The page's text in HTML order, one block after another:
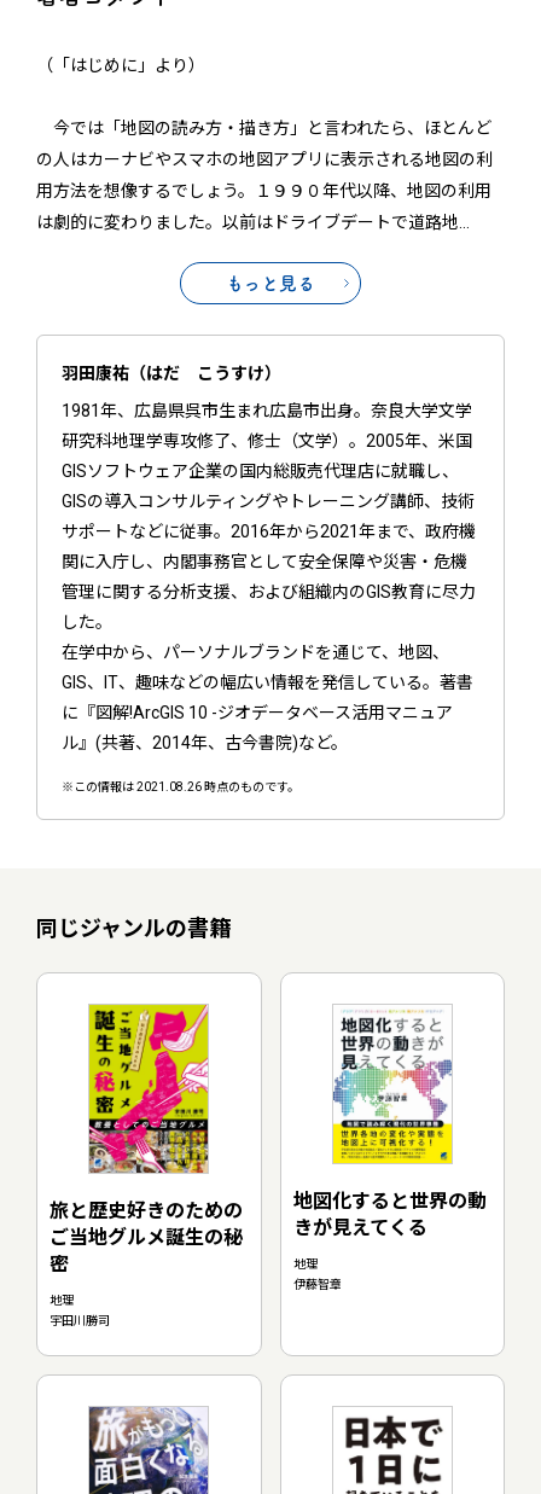
（「はじめに」より）
今では「地図の読み方・描き方」と言われたら、ほとんど
の人はカーナビやスマホの地図アプリに表示される地図の利
用方法を想像するでしょう。１９９０年代以降、地図の利用
は劇的に変わりました。以前はドライブデートで道路地
もっと見る
羽田康祐（はだ こうすけ）
1981年、広島県呉市生まれ広島市出身。奈良大学文学
研究科地理学専攻修了、修士（文学）。2005年、米国
GISソフトウェア企業の国内総販売代理店に就職し、
GISの導入コンサルティングやトレーニング講師、技術
サポートなどに従事。2016年から2021年まで、政府機
関に入庁し、内閣事務官として安全保障や災害・危機
管理に関する分析支援、および組織内のGIS教育に尽力
した。
在学中から、パーソナルブランドを通じて、地図、
GIS、IT、趣味などの幅広い情報を発信している。著書
に『図解!ArcGIS 10 -ジオデータベース活用マニュア
ル』(共著、2014年、古今書院)など。
※この情報は 2021.08.26 時点のものです。
同じジャンルの書籍
旅と歴史好きのための
ご当地グルメ誕生の秘
密
地理
宇田川勝司
地図化すると世界の動
きが見えてくる
地理
伊藤智章